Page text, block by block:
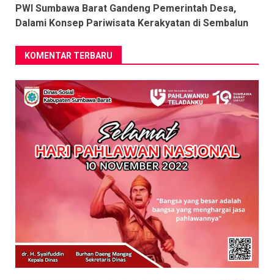
PWI Sumbawa Barat Gandeng Pemerintah Desa,
Dalami Konsep Pariwisata Kerakyatan di Sembalun
KOMENTAR TERBARU